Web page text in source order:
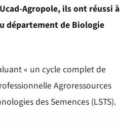
Agropole, ils ont réussi à
département de Biologie
« un cycle complet de
Agroressources
des Semences (LSTS).